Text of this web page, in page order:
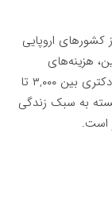
اروپایی
هزینه‌های
تحصیل در مقاطع کارشناسی، کارشناسی ارشد و دکتری بین ۳,۰۰۰ تا
بسته به سبک زندگی